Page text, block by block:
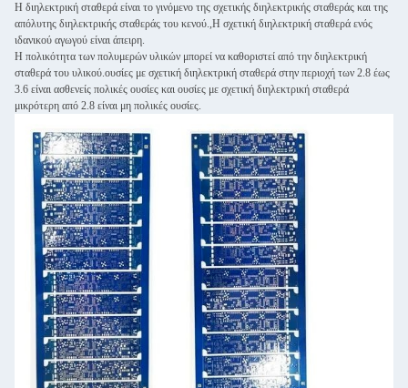
Η διηλεκτρική σταθερά είναι το γινόμενο της σχετικής διηλεκτρικής σταθεράς και της
απόλυτης διηλεκτρικής σταθεράς του κενού.,Η σχετική διηλεκτρική σταθερά ενός
ιδανικού αγωγού είναι άπειρη.
Η πολικότητα των πολυμερών υλικών μπορεί να καθοριστεί από την διηλεκτρική
σταθερά του υλικού.ουσίες με σχετική διηλεκτρική σταθερά στην περιοχή των 2.8 έως
3.6 είναι ασθενείς πολικές ουσίες και ουσίες με σχετική διηλεκτρική σταθερά
μικρότερη από 2.8 είναι μη πολικές ουσίες.